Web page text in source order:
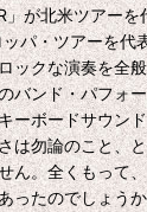
」が北米ツアー
パ・ツアーを代
ックな演奏を全
バンド・パフォ
ーボードサウン
は勿論のこと、
ん。全くもって
ったのでしょう